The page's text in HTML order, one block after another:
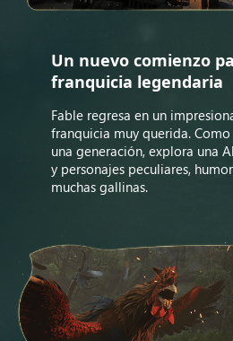
Un nuevo comienzo
franquicia legendaria
Fable regresa en un
franquicia muy querida.
una generación, explora una
y personajes peculiares,
muchas gallinas.